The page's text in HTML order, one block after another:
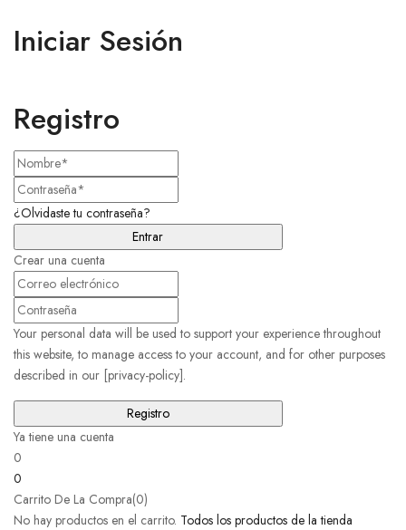
Iniciar Sesión
Registro
¿Olvidaste tu contraseña?
Crear una cuenta
Your personal data will be used to support your experience throughout
this website, to manage access to your account, and for other purposes
described in our [privacy-policy].
Ya tiene una cuenta
0
0
Carrito De La Compra(0)
No hay productos en el carrito. Todos los productos de la tienda